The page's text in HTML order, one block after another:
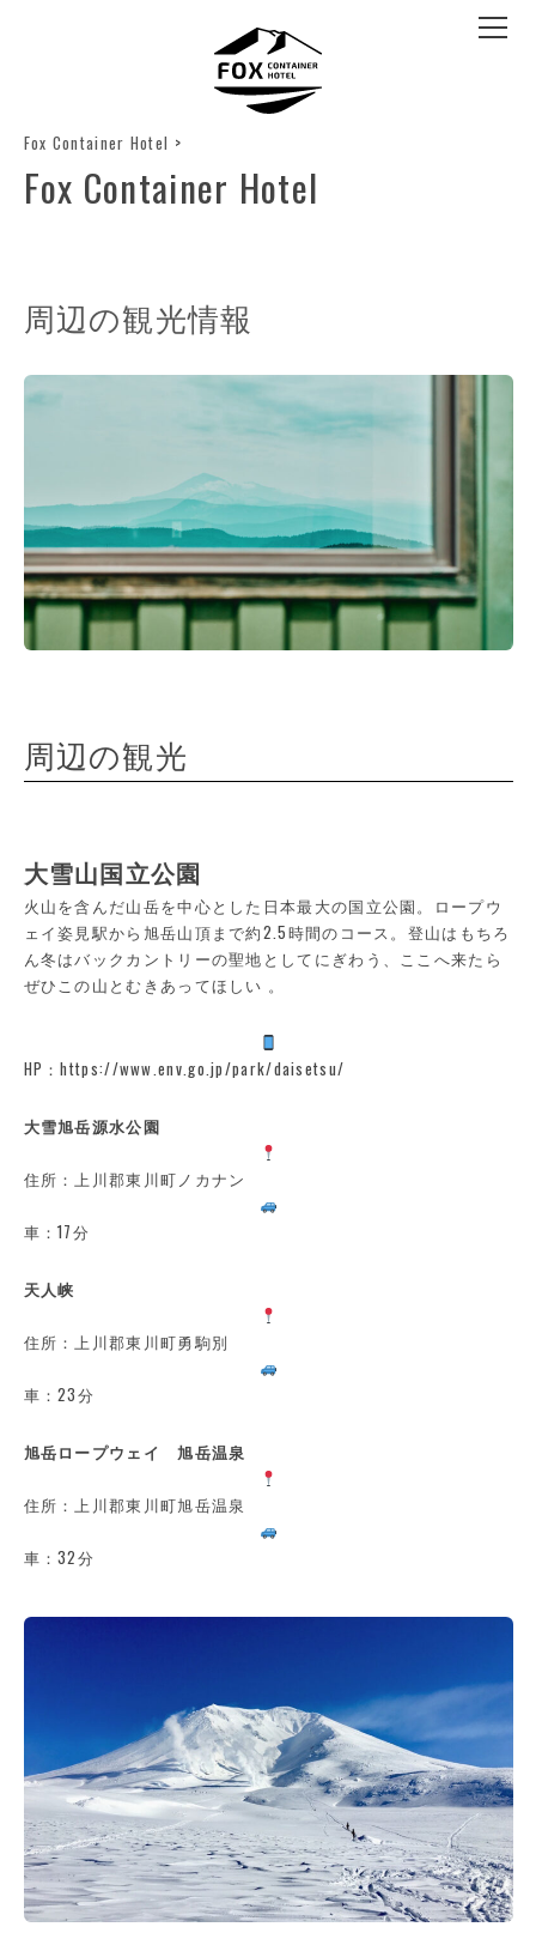
Fox Container Hotel >
Fox Container Hotel
周辺の観光情報
周辺の観光
大雪山国立公園
火山を含んだ山岳を中心とした日本最大の国立公園。ロープウ
ェイ姿見駅から旭岳山頂まで約2.5時間のコース。登山はもちろ
ん冬はバックカントリーの聖地としてにぎわう、ここへ来たら
ぜひこの山とむきあってほしい 。
HP：https://www.env.go.jp/park/daisetsu/
大雪旭岳源水公園
住所：上川郡東川町ノカナン
車：17分
天人峡
住所：上川郡東川町勇駒別
車：23分
旭岳ロープウェイ 旭岳温泉
住所：上川郡東川町旭岳温泉
車：32分